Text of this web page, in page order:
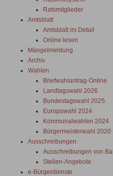
Ratsmitglieder
Amtsblatt
Amtsblatt im Detail
Online lesen
Mängelmeldung
Archiv
Wahlen
Briefwahlantrag-Online
Landtagswahl 2026
Bundestagswahl 2025
Europawahl 2024
Kommunalwahlen 2024
Bürgermeisterwahl 2020
Ausschreibungen
Ausschreibungen von
Stellen-Angebote
e-Bürgerdienste